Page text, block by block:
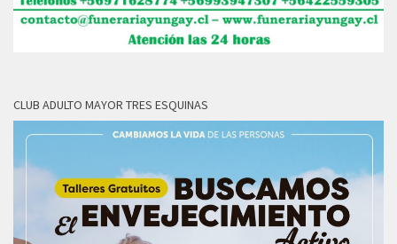
CLUB ADULTO MAYOR TRES ESQUINAS